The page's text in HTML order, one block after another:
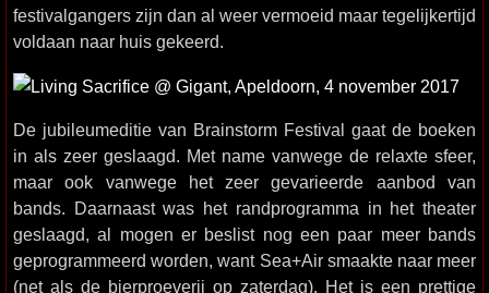
festivalgangers zijn dan al weer vermoeid maar tegelijkertijd
voldaan naar huis gekeerd.
De jubileumeditie van Brainstorm Festival gaat de boeken
in als zeer geslaagd. Met name vanwege de relaxte sfeer,
maar ook vanwege het zeer gevarieerde aanbod van
bands. Daarnaast was het randprogramma in het theater
geslaagd, al mogen er beslist nog een paar meer bands
geprogrammeerd worden, want Sea+Air smaakte naar meer
(net als de bierproeverij op zaterdag). Het is een prettige